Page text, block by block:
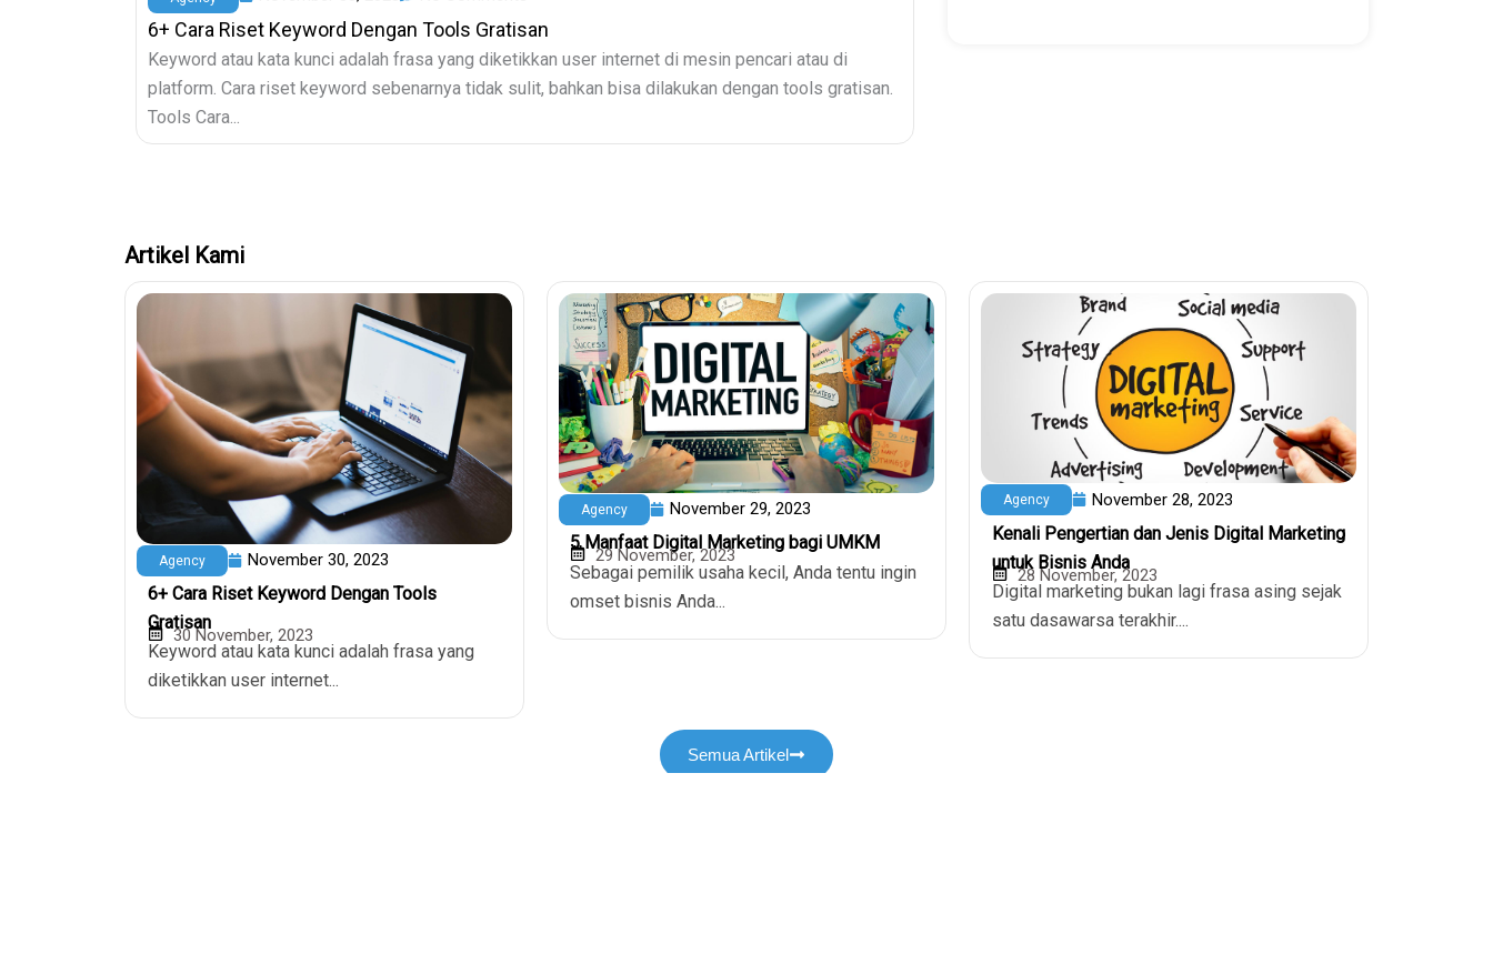
6+ Cara Riset Keyword Dengan Tools Gratisan
Keyword atau kata kunci adalah frasa yang diketikkan user internet di mesin pencari atau di
platform. Cara riset keyword sebenarnya tidak sulit, bahkan bisa dilakukan dengan tools gratisan.
Tools Cara...
Artikel Kami
Agency November 30, 2023
6+ Cara Riset Keyword Dengan Tools
Gratisan
30 November, 2023
Keyword atau kata kunci adalah frasa yang
diketikkan user internet...
Agency November 29, 2023
5 Manfaat Digital Marketing bagi UMKM
29 November, 2023
Sebagai pemilik usaha kecil, Anda tentu ingin
omset bisnis Anda...
Agency November 28, 2023
Kenali Pengertian dan Jenis Digital Marketing
untuk Bisnis Anda
28 November, 2023
Digital marketing bukan lagi frasa asing sejak
satu dasawarsa terakhir....
Semua Artikel